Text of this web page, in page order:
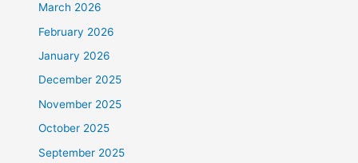
March 2026
February 2026
January 2026
December 2025
November 2025
October 2025
September 2025